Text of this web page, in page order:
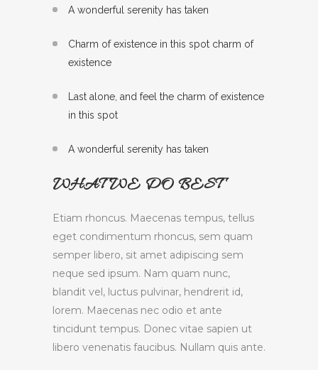
A wonderful serenity has taken
Charm of existence in this spot charm of
existence
Last alone, and feel the charm of existence
in this spot
A wonderful serenity has taken
WHAT WE DO BEST
Etiam rhoncus. Maecenas tempus, tellus
eget condimentum rhoncus, sem quam
semper libero, sit amet adipiscing sem
neque sed ipsum. Nam quam nunc,
blandit vel, luctus pulvinar, hendrerit id,
lorem. Maecenas nec odio et ante
tincidunt tempus. Donec vitae sapien ut
libero venenatis faucibus. Nullam quis ante.